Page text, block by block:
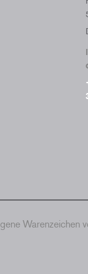
Warenzeichen